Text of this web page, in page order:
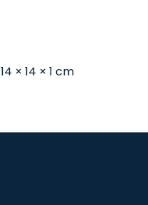
14 × 14 × 1 cm